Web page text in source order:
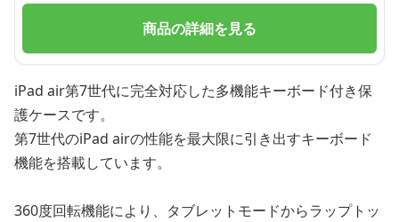
商品の詳細を見る
iPad air第7世代に完全対応した多機能キーボード付き保
護ケースです。
第7世代のiPad airの性能を最大限に引き出すキーボード
機能を搭載しています。
360度回転機能により、タブレットモードからラップトッ